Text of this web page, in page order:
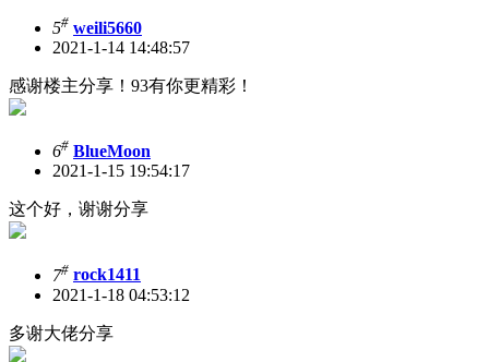
5# weili5660
2021-1-14 14:48:57
感谢楼主分享！93有你更精彩！
6# BlueMoon
2021-1-15 19:54:17
这个好，谢谢分享
7# rock1411
2021-1-18 04:53:12
多谢大佬分享